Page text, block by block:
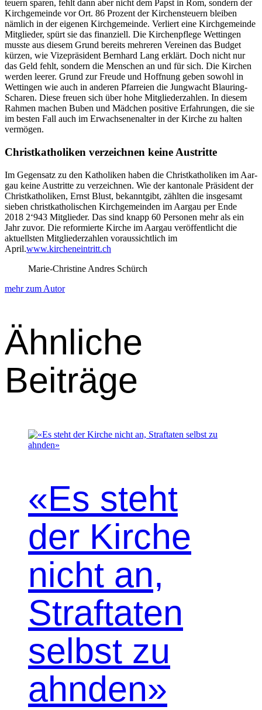
teuern sparen, fehlt dann aber nicht dem Papst in Rom, son­dern der
Kirchge­meinde vor Ort. 86 Prozent der Kirchen­s­teuern bleiben
näm­lich in der eige­nen Kirchge­meinde. Ver­liert eine Kirchge­meinde
Mit­glieder, spürt sie das finanziell. Die Kirchenpflege Wet­tin­gen
musste aus diesem Grund bere­its mehreren Vere­inen das Bud­get
kürzen, wie Vizepräsi­dent Bern­hard Lang erk­lärt. Doch nicht nur
das Geld fehlt, son­dern die Men­schen an und für sich. Die Kirchen
wer­den leer­er. Grund zur Freude und Hoff­nung geben sowohl in
Wet­tin­gen wie auch in anderen Pfar­reien die Jung­wacht Blau­r­ing-
Scharen. Diese freuen sich über hohe Mit­gliederzahlen. In diesem
Rah­men machen Buben und Mäd­chen pos­i­tive Erfahrun­gen, die sie
im besten Fall auch im Erwach­se­nenal­ter in der Kirche zu hal­ten
ver­mö­gen.
Christkatholiken verzeichnen keine Austritte
Im Gegen­satz zu den Katho­liken haben die Christkatho­liken im Aar­
gau keine Aus­tritte zu verze­ich­nen. Wie der kan­tonale Präsi­dent der
Christkatho­liken, Ernst Blust, bekan­nt­gibt, zählten die ins­ge­samt
sieben christkatholis­chen Kirchge­mein­den im Aar­gau per Ende
2018 2‘943 Mit­glieder. Das sind knapp 60 Per­so­n­en mehr als ein
Jahr zuvor. Die reformierte Kirche im Aar­gau veröf­fentlicht die
aktuell­sten Mit­gliederzahlen voraus­sichtlich im
April.www.kircheneintritt.ch
Marie-Christine Andres Schürch
mehr zum Autor
Ähnliche
Beiträge
«Es steht
der Kirche
nicht an,
Straftaten
selbst zu
ahnden»